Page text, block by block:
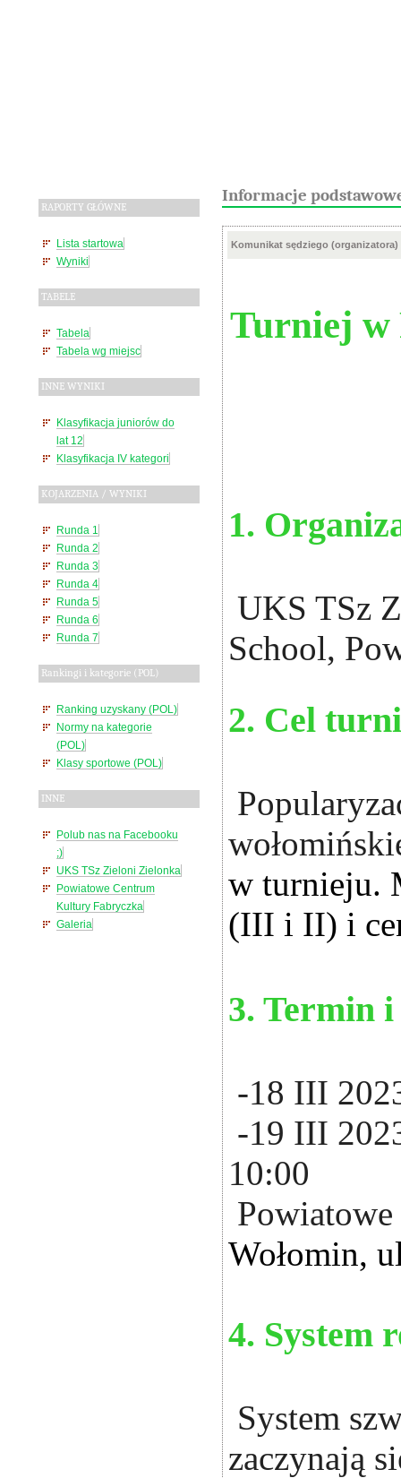
RAPORTY GŁÓWNE
Lista startowa
Wyniki
TABELE
Tabela
Tabela wg miejsc
INNE WYNIKI
Klasyfikacja juniorów do
lat 12
Klasyfikacja IV kategori
KOJARZENIA / WYNIKI
Runda 1
Runda 2
Runda 3
Runda 4
Runda 5
Runda 6
Runda 7
Rankingi i kategorie (POL)
Ranking uzyskany (POL)
Normy na kategorie
(POL)
Klasy sportowe (POL)
INNE
Polub nas na Facebooku
;)
UKS TSz Zieloni Zielonka
Powiatowe Centrum
Kultury Fabryczka
Galeria
Informacje
Komunikat sędziego (organizatora)
Turniej w
1.
UKS TSz
School,
2. Cel
w turnieju.
(III i II) i
3. Termin
-18 III
-19 III
10:00
Wołomin,
4. System
System
zaczynają